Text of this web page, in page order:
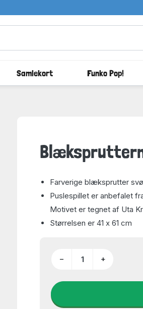
Samlekort Funko Pop!
Farverige blæksprutter
Puslespillet er anbefalet
Motivet er tegnet af Uta
Størrelsen er 41 x 61 cm
− +